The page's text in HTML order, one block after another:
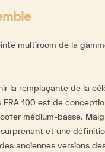
multiroom de la
la remplaçante de la
ERA 100 est de
médium-basse.
et une
anciennes versions